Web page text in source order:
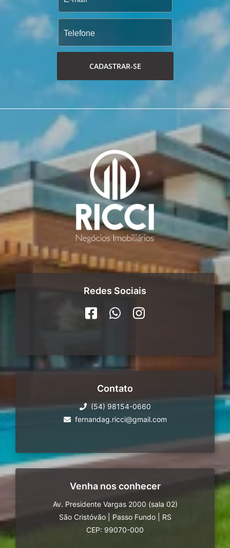
CADASTRAR-SE
Redes Sociais
Contato
(54) 98154-0660
fernandag.ricci@gmail.com
Venha nos conhecer
Av. Presidente Vargas 2000 (sala 02)
São Cristóvão
Passo Fundo
RS
CEP: 99070-000